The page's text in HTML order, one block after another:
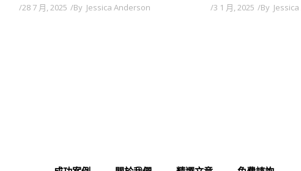
28 7 月, 2025 By Jessica Anderson 3 1 月, 2025 By